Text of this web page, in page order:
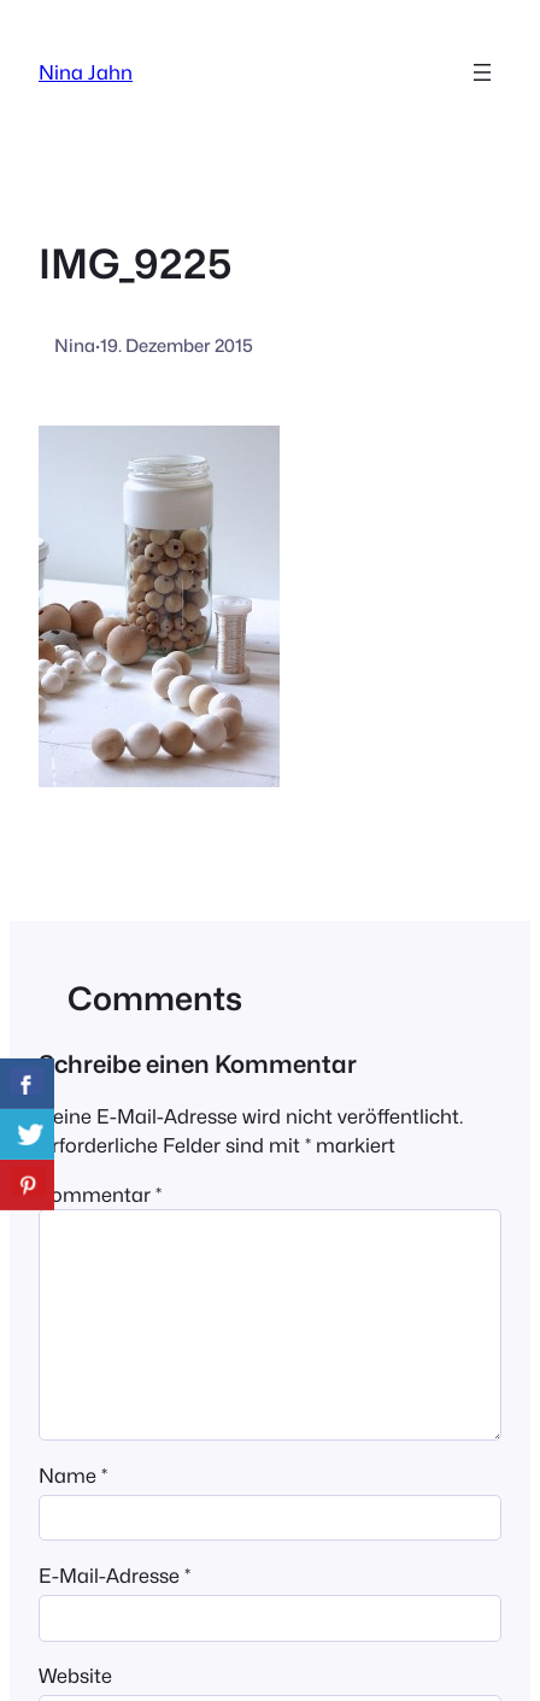
springen
Nina Jahn
IMG_9225
Nina·19. Dezember 2015
Comments
Schreibe einen Kommentar
Deine E-Mail-Adresse wird nicht veröffentlicht.
Erforderliche Felder sind mit * markiert
Kommentar *
Name *
E-Mail-Adresse *
Website